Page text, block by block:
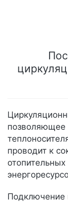
позволяющее
проводит к
Подключение